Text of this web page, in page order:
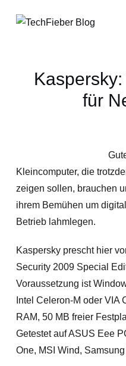
für
Kleincomputer, die
zeigen sollen, brauchen
ihrem Bemühen um
Betrieb lahmlegen.
Kaspersky prescht hier
Security 2009 Special
Voraussetzung ist
Intel Celeron-M oder VIA
RAM, 50 MB freier
Getestet auf ASUS Eee
One, MSI Wind,